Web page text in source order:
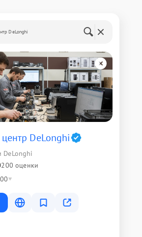
DeLonghi
DeLonghi
DeLonghi
200 оценки